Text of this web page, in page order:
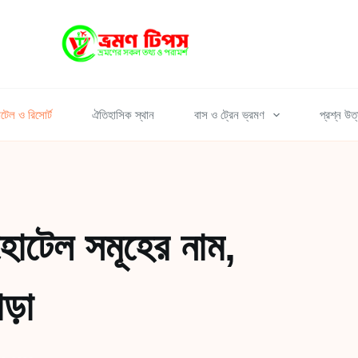
ও রিসোর্ট ঐতিহাসিক স্থান বাস ও ট্রেন ভ্রমণ প্রশ্ন
সমূহের নাম,